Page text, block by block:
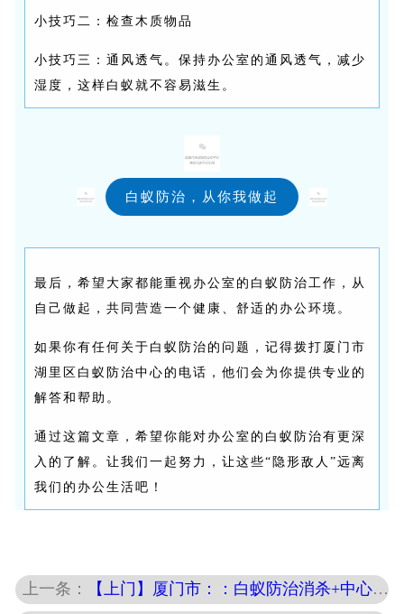
小技巧二：检查木质物品
小技巧三：通风透气。保持办公室的通风透气，减少
湿度，这样白蚁就不容易滋生。
白蚁防治，从你我做起
最后，希望大家都能重视办公室的白蚁防治工作，从
自己做起，共同营造一个健康、舒适的办公环境。
如果你有任何关于白蚁防治的问题，记得拨打厦门市
湖里区白蚁防治中心的电话 ，他们会为你提供专业的
解答和帮助。
通过这篇文章，希望你能对办公室的白蚁防治有更深
入的了解。让我们一起努力，让这些“隐形敌人”远离
我们的办公生活吧！
上一条： 【上门】厦门市：：白蚁防治消杀+中心*·电话〖133→9505→2643〗白蚁防治选择专业公司白蚁消杀